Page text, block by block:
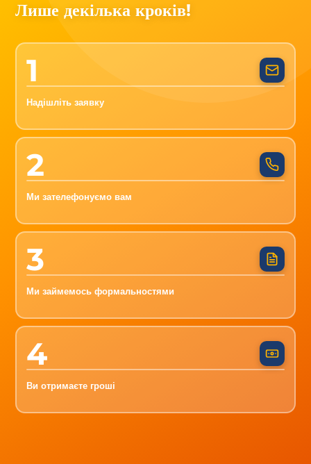
Лише декілька кроків!
1
Надішліть заявку
2
Ми зателефонуємо вам
3
Ми займемось формальностями
4
Ви отримаєте гроші